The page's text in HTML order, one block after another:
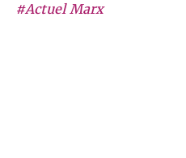
#Actuel Marx